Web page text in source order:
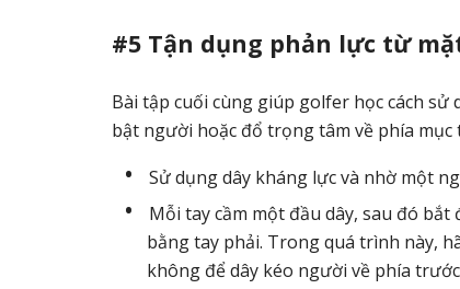
#5 Tận dụng phản lực từ
Bài tập cuối cùng giúp golfer học cách
bật người hoặc đổ trọng tâm về phía mục
Sử dụng dây kháng lực và nhờ một
Mỗi tay cầm một đầu dây, sau đó
bằng tay phải. Trong quá trình này,
không để dây kéo người về phía